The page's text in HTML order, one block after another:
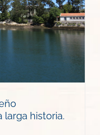
larga historia.